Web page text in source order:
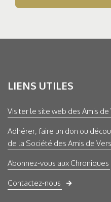
LIENS UTILES
Visiter le site web des Amis de
Adhérer, faire un don ou
de la Société des Amis de
Abonnez-vous aux Chroniques
Contactez-nous